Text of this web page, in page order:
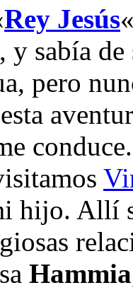
Rey Jesús
y sabía
pero
hijo. Allí
Hammia